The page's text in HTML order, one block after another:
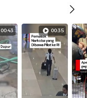
00:43 00:35